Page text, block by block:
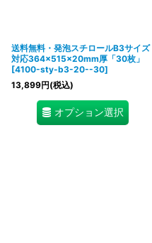
送料無料・発泡スチロールB3サイズ
対応364×515×20mm厚「30枚」
[4100-sty-b3-20--30]
13,899円(税込)
オプション選択